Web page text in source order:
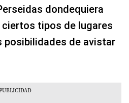
dondequiera
ciertos tipos de lugares
posibilidades de avistar